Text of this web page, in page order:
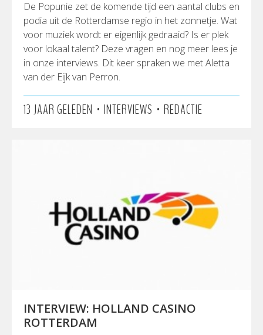
De Popunie zet de komende tijd een aantal clubs en
podia uit de Rotterdamse regio in het zonnetje. Wat
voor muziek wordt er eigenlijk gedraaid? Is er plek
voor lokaal talent? Deze vragen en nog meer lees je
in onze interviews. Dit keer spraken we met Aletta
van der Eijk van Perron.
13 JAAR GELEDEN • INTERVIEWS • REDACTIE
INTERVIEW: HOLLAND CASINO
ROTTERDAM